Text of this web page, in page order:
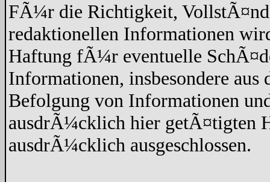
FÃ¼r die Richtigkeit,
redaktionellen Informationen
Haftung fÃ¼r eventuelle
Informationen, insbesondere
Befolgung von Informationen
ausdrÃ¼cklich hier getÃ¤tigten
ausdrÃ¼cklich ausgeschlossen.